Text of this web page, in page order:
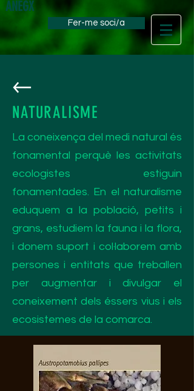
Fer-me soci/a
ANEGX
NATURALISME
La coneixença del medi natural és
fonamental perquè les activitats
ecologistes estiguin
fonamentades. En el naturalisme
eduquem a la població, petits i
grans, estudiem la fauna i la flora,
i donem suport i col·laborem amb
persones i entitats que treballen
per augmentar i divulgar el
coneixement dels éssers vius i els
ecosistemes de la comarca.